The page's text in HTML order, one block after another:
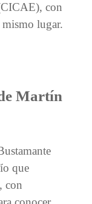
con
lugar.
Martín
que
con